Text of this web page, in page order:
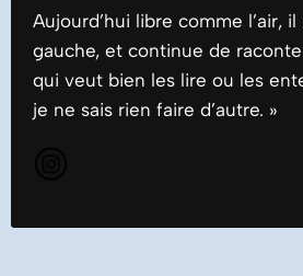
Aujourd’hui libre comme l’air,
gauche, et continue de
qui veut bien les lire ou les
je ne sais rien faire d’autre. »